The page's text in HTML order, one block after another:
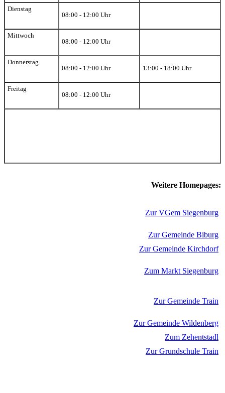
Dienstag
08:00 - 12:00 Uhr
Mittwoch
08:00 - 12:00 Uhr
Donnerstag
08:00 - 12:00 Uhr
13:00 - 18:00 Uhr
Freitag
08:00 - 12:00 Uhr
Weitere Homepages:
Zur VGem Siegenburg
Zur Gemeinde Biburg
Zur Gemeinde Kirchdorf
Zum Markt Siegenburg
Zur Gemeinde Train
Zur Gemeinde Wildenberg
Zum Zehentstadl
Zur Grundschule Train